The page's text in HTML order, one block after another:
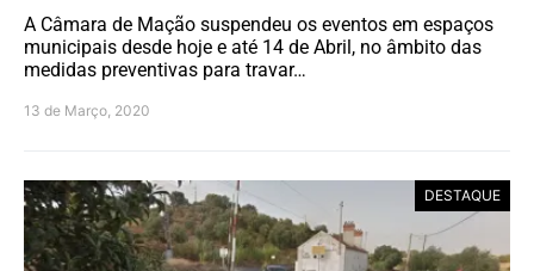
A Câmara de Mação suspendeu os eventos em espaços
municipais desde hoje e até 14 de Abril, no âmbito das
medidas preventivas para travar…
13 de Março, 2020
DESTAQUE